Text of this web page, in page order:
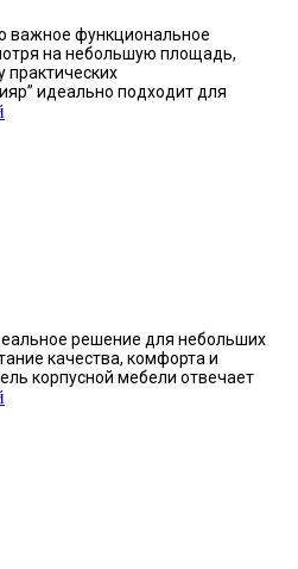
важное функциональное
на небольшую площадь,
практических
идеально подходит для
решение для небольших
качества, комфорта и
корпусной мебели отвечает